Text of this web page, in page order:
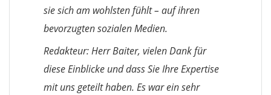
sie sich am wohlsten fühlt – auf ihren
bevorzugten sozialen Medien.
Redakteur: Herr Baiter, vielen Dank für
diese Einblicke und dass Sie Ihre Expertise
mit uns geteilt haben. Es war ein sehr